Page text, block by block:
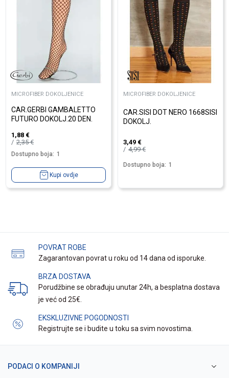
MICROFIBER DOKOLJENICE
CAR.GERBI GAMBALETTO
FUTURO DOKOLJ.20 DEN.
1,88 €
2,35€
Dostupno boja: 1
Kupi ovdje
MICROFIBER DOKOLJENICE
CAR.SISI DOT NERO 1668SISI
DOKOLJ.
3,49 €
4,99€
Dostupno boja: 1
POVRAT ROBE
Zagarantovan povrat u roku od 14 dana od isporuke.
BRZA DOSTAVA
Porudžbine se obrađuju unutar 24h, a besplatna dostava
je već od 25€.
EKSKLUZIVNE POGODNOSTI
Registrujte se i budite u toku sa svim novostima.
PODACI O KOMPANIJI